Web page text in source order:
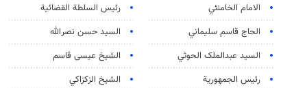
الامام الخامنئي
رئیس السلطة القضائیة
الحاج قاسم سليماني
السيد حسن نصرالله
السید عبدالملک الحوثي
الشيخ عيسى قاسم
رئيس الجمهورية
الشيخ الزكزاكي